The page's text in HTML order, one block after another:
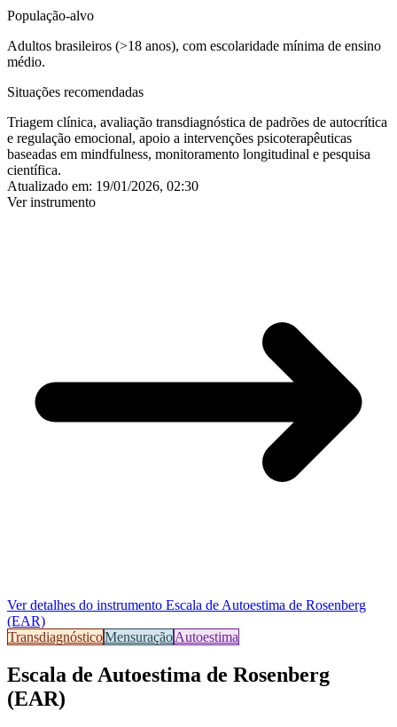
População-alvo
Adultos brasileiros (>18 anos), com escolaridade mínima de ensino
médio.
Situações recomendadas
Triagem clínica, avaliação transdiagnóstica de padrões de autocrítica
e regulação emocional, apoio a intervenções psicoterapêuticas
baseadas em mindfulness, monitoramento longitudinal e pesquisa
científica.
Atualizado em: 19/01/2026, 02:30
Ver instrumento
Ver detalhes do instrumento Escala de Autoestima de Rosenberg
(EAR)
TransdiagnósticoMensuraçãoAutoestima
Escala de Autoestima de Rosenberg
(EAR)